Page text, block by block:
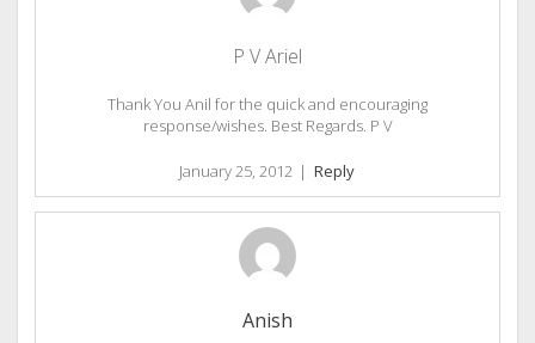
P V Ariel
Thank You Anil for the quick and encouraging
response/wishes. Best Regards. P V
January 25, 2012 | Reply
Anish